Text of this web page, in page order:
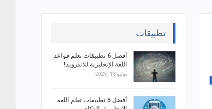
تطبيقات
أفضل 6 تطبيقات تعلم قواعد
اللغة الإنجليزية للاندرويد!
يوليو 13, 2025
أفضل 5 تطبيقات تعلم اللغة